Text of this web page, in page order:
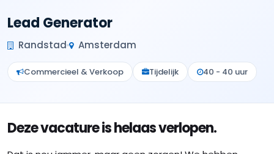
Lead Generator
Randstad Amsterdam
Commercieel & Verkoop Tijdelijk 40 - 40 uur
Deze vacature is helaas verlopen.